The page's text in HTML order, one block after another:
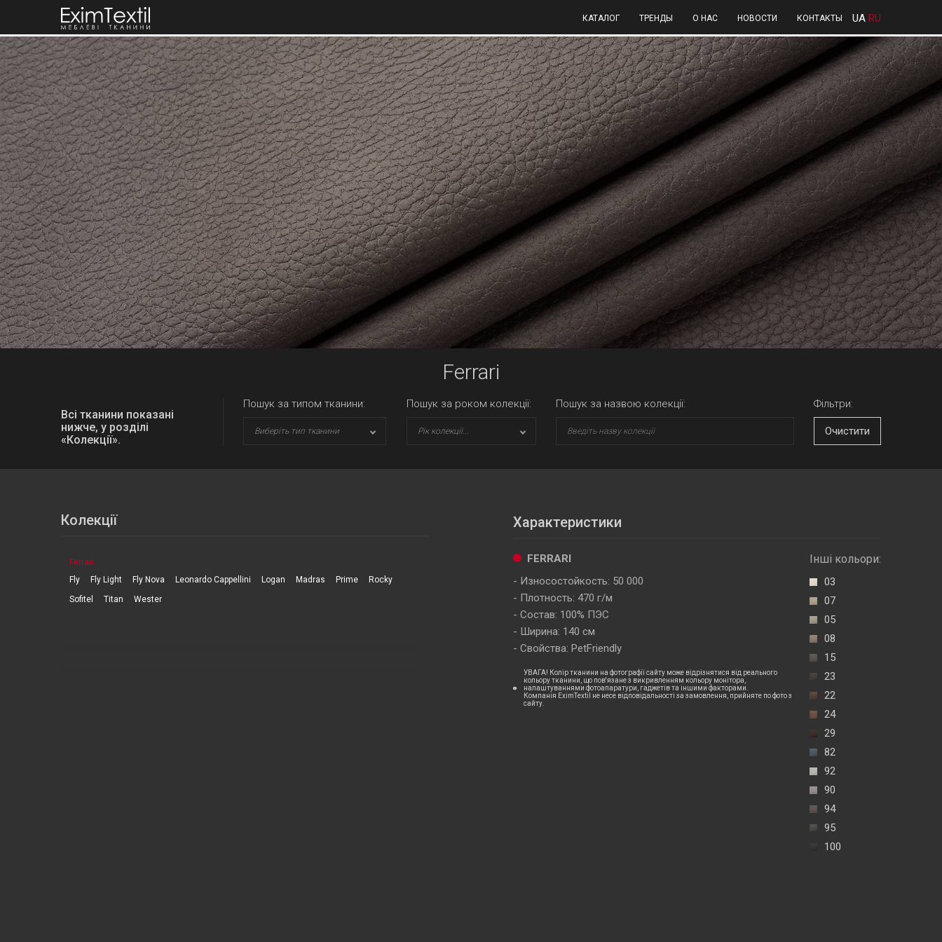
КАТАЛОГ ТРЕНДЫ О НАС НОВОСТИ КОНТАКТЫ UA RU
Ferrari
Всі тканини показані
нижче, у розділі
«Колекції».
Пошук за типом тканини:
Виберіть тип тканини
Пошук за роком колекції:
Рік колекції...
Пошук за назвою колекції: Фільтри:
Очистити
Колекції
Ferrari
Fly
Fly Light Fly Nova Leonardo Cappellini Logan Madras Prime
Rocky
Sofitel
Titan Wester
Характеристики
FERRARI
Износостойкость: 50 000
Плотность: 470 г/м
Состав: 100% ПЭС
Ширина: 140 см
Свойства: PetFriendly
УВАГА! Колір тканини на фотографії сайту може відрізнятися від реального
кольору тканини, що пов'язане з викривленням кольору монітора,
налаштуваннями фотоапаратури, гаджетів та іншими факторами.
Компанія EximTextil не несе відповідальності за замовлення, прийняте по фото з
сайту.
Інші кольори:
03
07
05
08
15
23
22
24
29
82
92
90
94
95
100